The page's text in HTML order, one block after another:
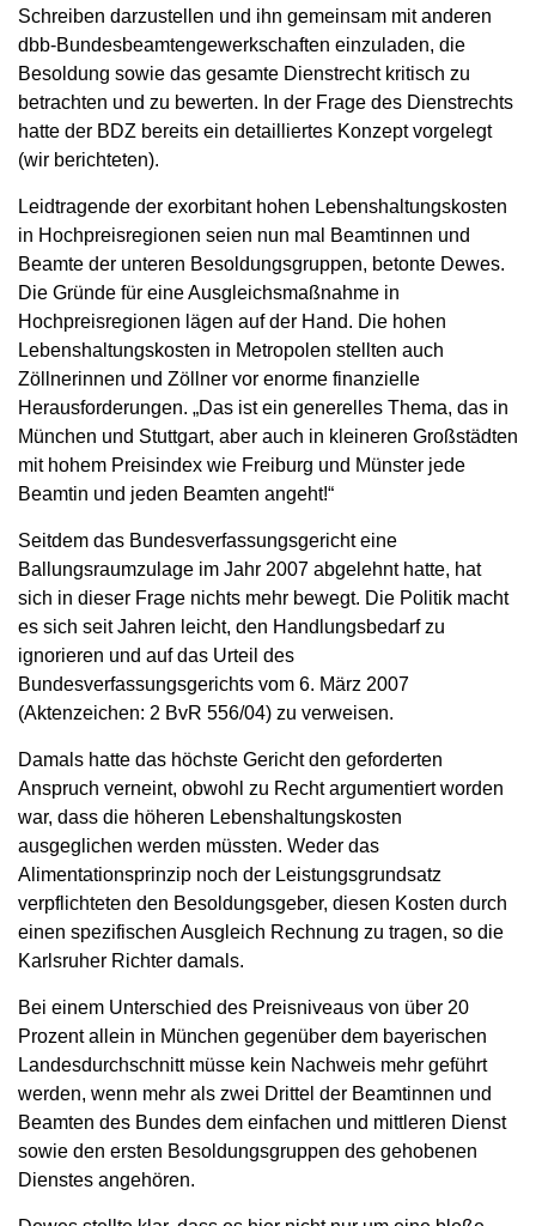
Schreiben darzustellen und ihn gemeinsam mit anderen
dbb-Bundesbeamtengewerkschaften einzuladen, die
Besoldung sowie das gesamte Dienstrecht kritisch zu
betrachten und zu bewerten. In der Frage des Dienstrechts
hatte der BDZ bereits ein detailliertes Konzept vorgelegt
(wir berichteten).
Leidtragende der exorbitant hohen Lebenshaltungskosten
in Hochpreisregionen seien nun mal Beamtinnen und
Beamte der unteren Besoldungsgruppen, betonte Dewes.
Die Gründe für eine Ausgleichsmaßnahme in
Hochpreisregionen lägen auf der Hand. Die hohen
Lebenshaltungskosten in Metropolen stellten auch
Zöllnerinnen und Zöllner vor enorme finanzielle
Herausforderungen. „Das ist ein generelles Thema, das in
München und Stuttgart, aber auch in kleineren Großstädten
mit hohem Preisindex wie Freiburg und Münster jede
Beamtin und jeden Beamten angeht!“
Seitdem das Bundesverfassungsgericht eine
Ballungsraumzulage im Jahr 2007 abgelehnt hatte, hat
sich in dieser Frage nichts mehr bewegt. Die Politik macht
es sich seit Jahren leicht, den Handlungsbedarf zu
ignorieren und auf das Urteil des
Bundesverfassungsgerichts vom 6. März 2007
(Aktenzeichen: 2 BvR 556/04) zu verweisen.
Damals hatte das höchste Gericht den geforderten
Anspruch verneint, obwohl zu Recht argumentiert worden
war, dass die höheren Lebenshaltungskosten
ausgeglichen werden müssten. Weder das
Alimentationsprinzip noch der Leistungsgrundsatz
verpflichteten den Besoldungsgeber, diesen Kosten durch
einen spezifischen Ausgleich Rechnung zu tragen, so die
Karlsruher Richter damals.
Bei einem Unterschied des Preisniveaus von über 20
Prozent allein in München gegenüber dem bayerischen
Landesdurchschnitt müsse kein Nachweis mehr geführt
werden, wenn mehr als zwei Drittel der Beamtinnen und
Beamten des Bundes dem einfachen und mittleren Dienst
sowie den ersten Besoldungsgruppen des gehobenen
Dienstes angehören.